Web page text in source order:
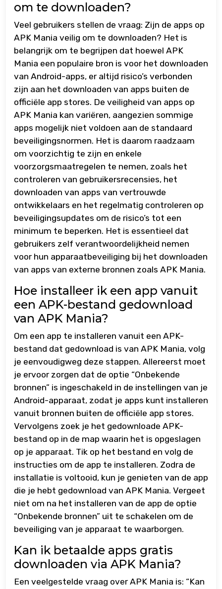
om te downloaden?
Veel gebruikers stellen de vraag: Zijn de apps op
APK Mania veilig om te downloaden? Het is
belangrijk om te begrijpen dat hoewel APK
Mania een populaire bron is voor het downloaden
van Android-apps, er altijd risico’s verbonden
zijn aan het downloaden van apps buiten de
officiële app stores. De veiligheid van apps op
APK Mania kan variëren, aangezien sommige
apps mogelijk niet voldoen aan de standaard
beveiligingsnormen. Het is daarom raadzaam
om voorzichtig te zijn en enkele
voorzorgsmaatregelen te nemen, zoals het
controleren van gebruikersrecensies, het
downloaden van apps van vertrouwde
ontwikkelaars en het regelmatig controleren op
beveiligingsupdates om de risico’s tot een
minimum te beperken. Het is essentieel dat
gebruikers zelf verantwoordelijkheid nemen
voor hun apparaatbeveiliging bij het downloaden
van apps van externe bronnen zoals APK Mania.
Hoe installeer ik een app vanuit
een APK-bestand gedownload
van APK Mania?
Om een app te installeren vanuit een APK-
bestand dat gedownload is van APK Mania, volg
je eenvoudigweg deze stappen. Allereerst moet
je ervoor zorgen dat de optie “Onbekende
bronnen” is ingeschakeld in de instellingen van je
Android-apparaat, zodat je apps kunt installeren
vanuit bronnen buiten de officiële app stores.
Vervolgens zoek je het gedownloade APK-
bestand op in de map waarin het is opgeslagen
op je apparaat. Tik op het bestand en volg de
instructies om de app te installeren. Zodra de
installatie is voltooid, kun je genieten van de app
die je hebt gedownload van APK Mania. Vergeet
niet om na het installeren van de app de optie
“Onbekende bronnen” uit te schakelen om de
beveiliging van je apparaat te waarborgen.
Kan ik betaalde apps gratis
downloaden via APK Mania?
Een veelgestelde vraag over APK Mania is: “Kan